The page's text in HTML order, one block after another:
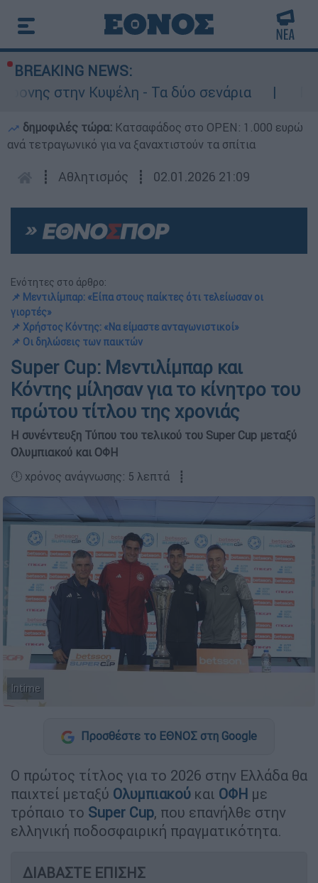
BREAKING NEWS:
Κυψέλη - Τα δύο σενάρια
δημοφιλές τώρα: Κατσαφάδος στο OPEN: 1.000 ευρώ
ανά τετραγωνικό για να ξαναχτιστούν τα σπίτια
┋ Αθλητισμός ┋ 02.01.2026 21:09
Ενότητες στο άρθρο:
📌 Μεντιλίμπαρ: «Είπα στους παίκτες ότι τελείωσαν οι
γιορτές»
📌 Χρήστος Κόντης: «Να είμαστε ανταγωνιστικοί»
📌 Οι δηλώσεις των παικτών
Super Cup: Μεντιλίμπαρ και
Κόντης μίλησαν για το κίνητρο του
πρώτου τίτλου της χρονιάς
Η συνέντευξη Τύπου του τελικού του Super Cup μεταξύ
Ολυμπιακού και ΟΦΗ
🕛 χρόνος ανάγνωσης: 5 λεπτά ┋
Intime
Προσθέστε το ΕΘΝΟΣ στη Google
Ο πρώτος τίτλος για το 2026 στην Ελλάδα θα
παιχτεί μεταξύ Ολυμπιακού και ΟΦΗ με
τρόπαιο το Super Cup, που επανήλθε στην
ελληνική ποδοσφαιρική πραγματικότητα.
ΔΙΑΒΑΣΤΕ ΕΠΙΣΗΣ